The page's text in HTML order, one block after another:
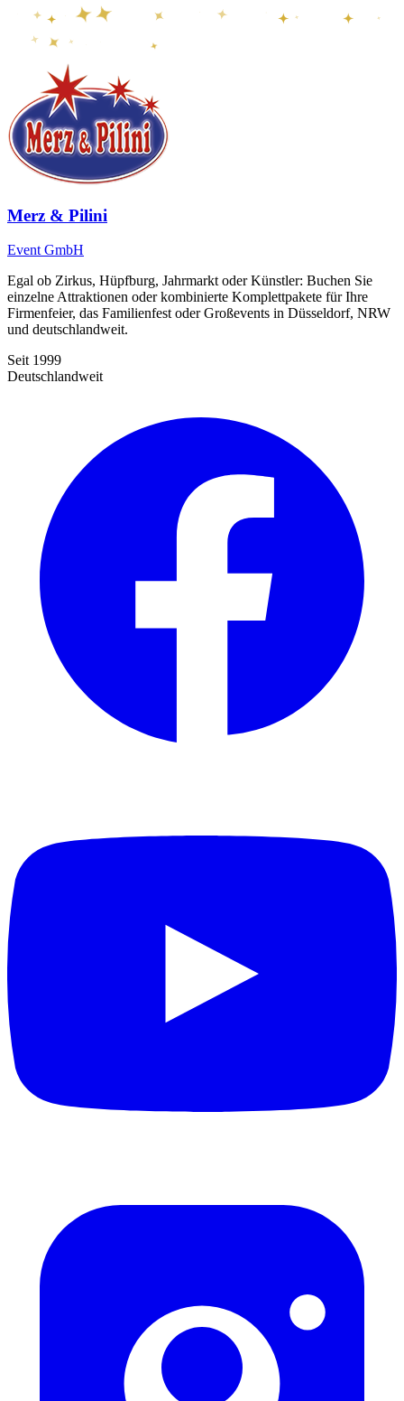
Merz & Pilini
Event GmbH
Egal ob Zirkus, Hüpfburg, Jahrmarkt oder Künstler: Buchen Sie
einzelne Attraktionen oder kombinierte Komplettpakete für Ihre
Firmenfeier, das Familienfest oder Großevents in Düsseldorf, NRW
und deutschlandweit.
Seit 1999
Deutschlandweit